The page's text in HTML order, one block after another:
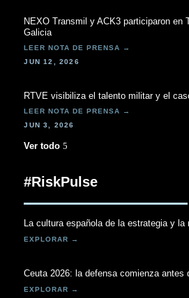
NEXO Transmil y ACK3 participaron en
Galicia
JUN 12, 2026
RTVE visibiliza el talento militar y el
JUN 3, 2026
Ver todo
#RiskPulse
La cultura española de la estrategia y la
Ceuta 2026: la defensa comienza antes